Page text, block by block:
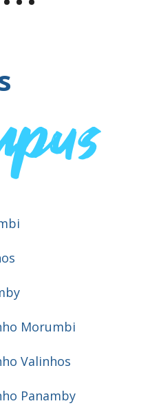
Morumbi
Valinhos
Panamby